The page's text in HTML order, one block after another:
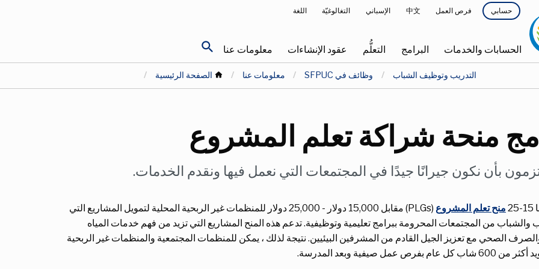
أعلى
القائمة
حسابي فرص العمل 中文 الإسباني التغالوغيّة اللغة
واجهة
التصفح
الرئيسية
الحسابات والخدمات البرامج التعلُّم عقود الإنشاءات معلومات عنا search
الصفحة الرئيسية معلومات عنا وظائف في SFPUC التدريب وتوظيف الشباب
منحة شراكة تعلم المشروع
بأن نكون جيرانًا جيدًا في المجتمعات التي نعمل فيها ونقدم الخدمات.
منح تعلم المشروع
(PLGs) مقابل 15,000 دولار - 25,000 دولار للمنظمات غير الربحية المحلية لتمويل المشاريع التي
والشباب من المجتمعات المحرومة ببرامج تعليمية وتوظيفية. تدعم هذه المنح المشاريع التي تزيد من فهم خدمات المياه
الصحي مع تعزيز الجيل القادم من المشرفين البيئيين. نتيجة لذلك ، يمكن للمنظمات المجتمعية والمنظمات غير الربحية
بفرص عمل صيفية وبعد المدرسة.